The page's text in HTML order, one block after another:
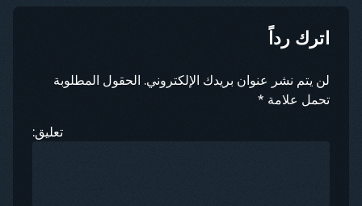
اترك رداً
لن يتم نشر عنوان بريدك الإلكتروني. الحقول المطلوبة
تحمل علامة *
تعليق: